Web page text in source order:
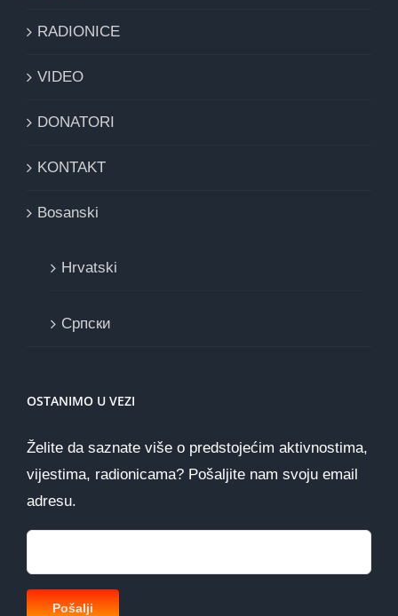
RADIONICE
VIDEO
DONATORI
KONTAKT
Bosanski
Hrvatski
Cрпски
OSTANIMO U VEZI
Želite da saznate više o predstojećim aktivnostima,
vijestima, radionicama? Pošaljite nam svoju email
adresu.